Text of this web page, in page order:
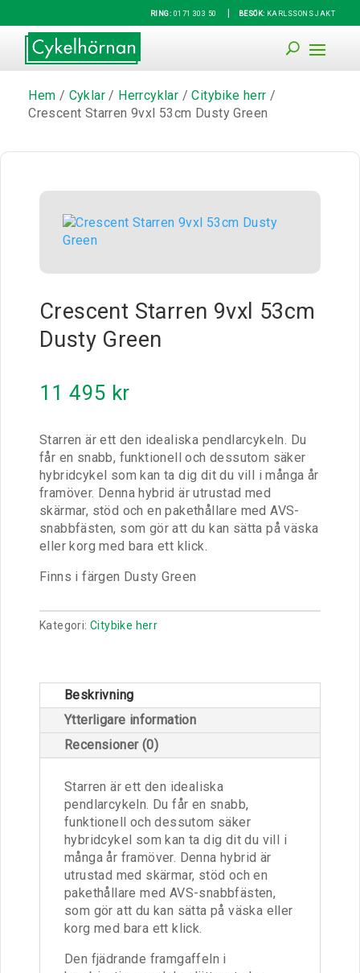
RING: 0171 303 50 BESÖK: KARLSSONS JAKT
Hem / Cyklar / Herrcyklar /Citybike herr /
Crescent Starren 9vxl 53cm Dusty Green
Crescent Starren 9vxl 53cm
Dusty Green
11 495 kr
Starren är ett den idealiska pendlarcykeln. Du
får en snabb, funktionell och dessutom säker
hybridcykel som kan ta dig dit du vill i många år
framöver. Denna hybrid är utrustad med
skärmar, stöd och en pakethållare med AVS-
snabbfästen, som gör att du kan sätta på väska
eller korg med bara ett klick.
Finns i färgen Dusty Green
Kategori:Citybike herr
Beskrivning
Ytterligare information
Recensioner (0)
Starren är ett den idealiska
pendlarcykeln. Du får en snabb,
funktionell och dessutom säker
hybridcykel som kan ta dig dit du vill i
många år framöver. Denna hybrid är
utrustad med skärmar, stöd och en
pakethållare med AVS-snabbfästen,
som gör att du kan sätta på väska eller
korg med bara ett klick.
Den fjädrande framgaffeln i